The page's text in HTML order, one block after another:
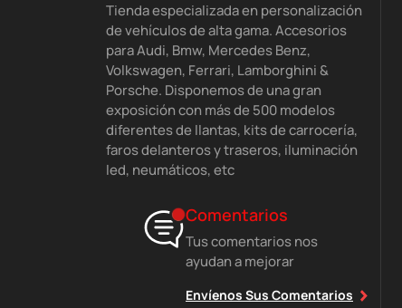
Tienda especializada en personalización
de vehículos de alta gama. Accesorios
para Audi, Bmw, Mercedes Benz,
Volkswagen, Ferrari, Lamborghini &
Porsche. Disponemos de una gran
exposición con más de 500 modelos
diferentes de llantas, kits de carrocería,
faros delanteros y traseros, iluminación
led, neumáticos, etc
Comentarios
Tus comentarios nos
ayudan a mejorar
Envíenos Sus Comentarios